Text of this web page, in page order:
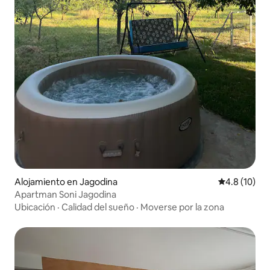
Alojamiento en Jagodina Calificación
4.8 (10)
Apartman Soni Jagodina
Ubicación · Calidad del sueño · Moverse por la zona